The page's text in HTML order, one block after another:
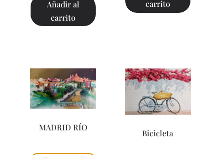
Añadir al
carrito
carrito
MADRID RÍO
Bicicleta